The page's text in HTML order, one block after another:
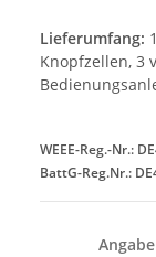
Lieferumfang:
Knopfzellen, 3
WEEE-Reg.-Nr.:
BattG-Reg.Nr.: